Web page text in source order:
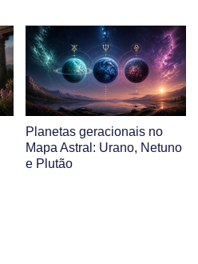
Planetas geracionais no
Mapa Astral: Urano, Netuno
e Plutão